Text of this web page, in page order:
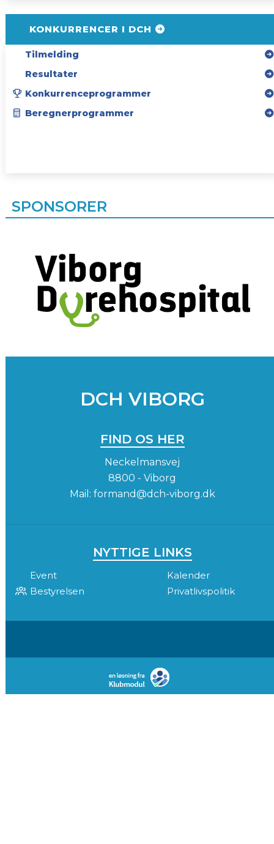
KONKURRENCER I DCH
Tilmelding
Resultater
Konkurrenceprogrammer
Beregnerprogrammer
SPONSORER
DCH VIBORG
FIND OS HER
Neckelmansvej
8800 - Viborg
Mail: formand@dch-viborg.dk
NYTTIGE LINKS
Event
Kalender
Bestyrelsen
Privatlivspolitik